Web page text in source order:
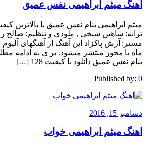
اهنگ میثم ابراهیمی نفس عمیق
ترانه: شاهین شیخی , ملودی و تنظیم:
مستر: آرش پاکزاد این آهنگ از آهنگهای
ماه با مجوز منتشر میشود. برای به ادامه
بنام نفس عمیق دانلود با کیفیت 128 […]
Published by: 0
دسامبر 15, 2016
اهنگ میثم ابراهیمی خواب